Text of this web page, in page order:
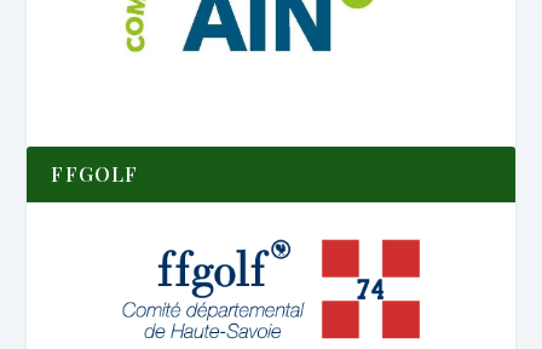
FFGOLF